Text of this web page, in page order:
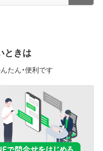
ときは
たん・便利です